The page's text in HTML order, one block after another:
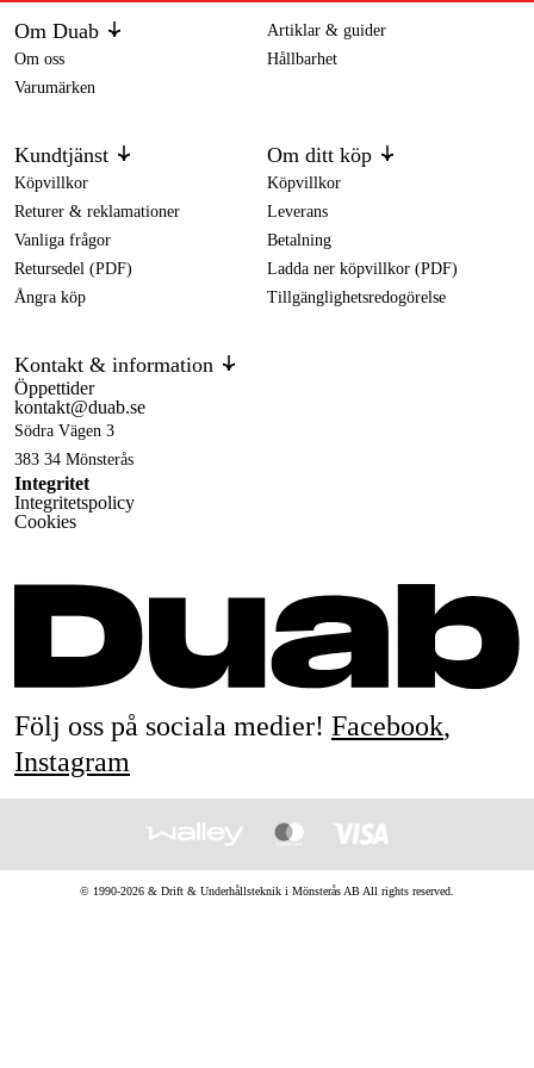
Om Duab
Om oss
Varumärken
Artiklar & guider
Hållbarhet
Kundtjänst
Köpvillkor
Returer & reklamationer
Vanliga frågor
Retursedel (PDF)
Ångra köp
Om ditt köp
Köpvillkor
Leverans
Betalning
Ladda ner köpvillkor (PDF)
Tillgänglighetsredogörelse
Kontakt & information
Öppettider
kontakt@duab.se
Södra Vägen 3
383 34 Mönsterås
Integritet
Integritetspolicy
Cookies
Följ oss på sociala medier! Facebook,
Instagram
© 1990-2026 & Drift & Underhållsteknik i Mönsterås AB All rights reserved.